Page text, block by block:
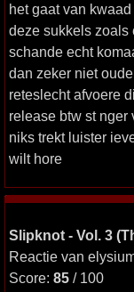
het gaat van
deze sukkels zoals
schande echt
dan zeker niet
reteslecht afvoere
release btw st nger
niks trekt luister
wilt hore
Slipknot - Vol. 3
Reactie van
Score: 85 / 100